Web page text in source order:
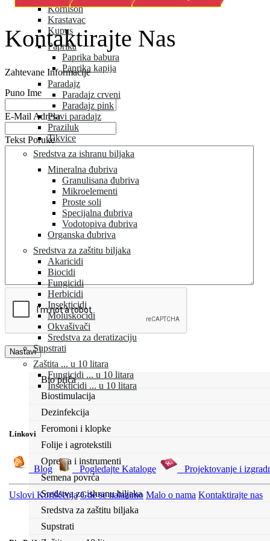
Kornison
Krastavac
Kupus
Paprika
Paprika babura
Paprika kapija
Paradajz
Paradajz crveni
Paradajz pink
Plavi paradajz
Praziluk
Tikvice
Sredstva za ishranu biljaka
Mineralna đubriva
Granulisana đubriva
Mikroelementi
Proste soli
Specijalna đubriva
Vodotopiva đubriva
Organska đubriva
Sredstva za zaštitu biljaka
Akaricidi
Biocidi
Fungicidi
Herbicidi
Insekticidi
Moluskocidi
Okvašivači
Sredstva za deratizaciju
Supstrati
Zaštita ... u 10 litara
Fungicidi ... u 10 litara
Insekticidi ... u 10 litara
Linkovi
Blog Pogledajte Kataloge Projektovanje i
Uslovi Korišćenja Gde se nalazimo Malo o nama Kontaktirajte nas
Kontaktirajte Nas
Zahtevane Informacije
Puno Ime
E-Mail Adresa
Tekst Poruke
Nastavi
Bio priča
Biostimulacija
Dezinfekcija
Feromoni i klopke
Folije i agrotekstili
Oprema i instrumenti
Semena povrća
Sredstva za ishranu biljaka
Sredstva za zaštitu biljaka
Supstrati